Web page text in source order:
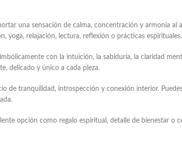
una sensación de calma, concentración y armonía
yoga, relajación, lectura, reflexión o prácticas espirituales.
con la intuición, la sabiduría, la claridad
delicado y único a cada pieza.
de tranquilidad, introspección y conexión interior.
opción como regalo espiritual, detalle de bienestar o